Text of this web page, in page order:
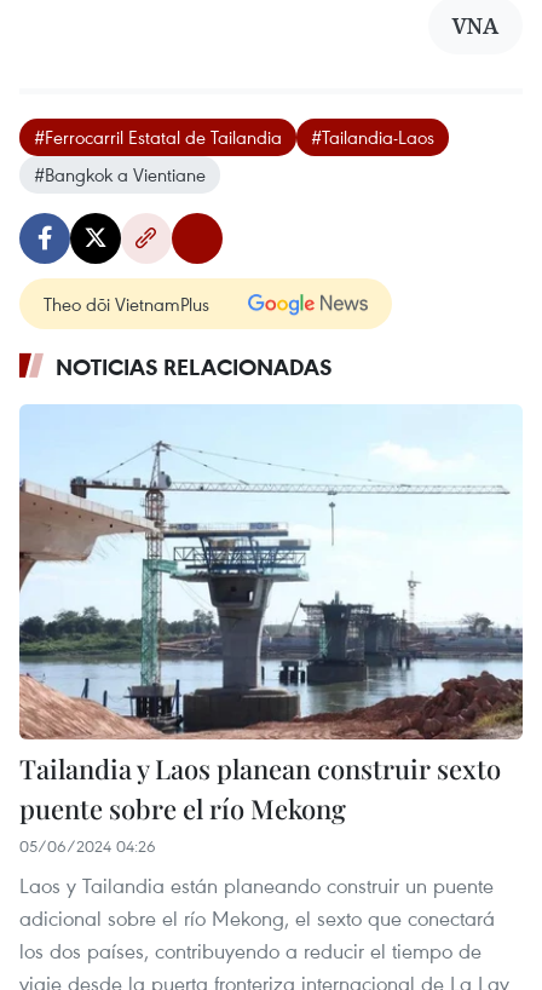
VNA
#Ferrocarril Estatal de Tailandia
#Tailandia-Laos
#Bangkok a Vientiane
Theo dõi VietnamPlus
NOTICIAS RELACIONADAS
Tailandia y Laos planean construir sexto
puente sobre el río Mekong
05/06/2024 04:26
Laos y Tailandia están planeando construir un puente
adicional sobre el río Mekong, el sexto que conectará
los dos países, contribuyendo a reducir el tiempo de
viaje desde la puerta fronteriza internacional de La Lay